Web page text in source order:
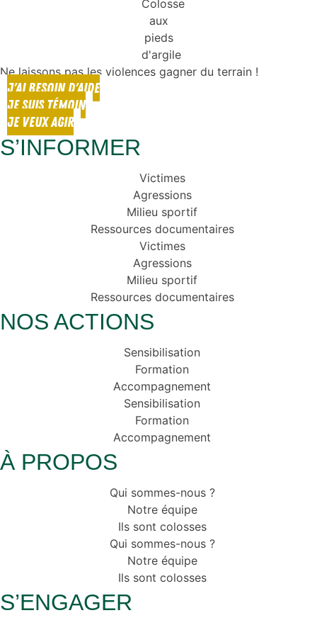
Ne laissons pas les violences gagner du terrain !
J'AI BESOIN D'AIDE
JE SUIS TÉMOIN
JE VEUX AGIR
S’INFORMER
Victimes
Agressions
Milieu sportif
Ressources documentaires
Victimes
Agressions
Milieu sportif
Ressources documentaires
NOS ACTIONS
Sensibilisation
Formation
Accompagnement
Sensibilisation
Formation
Accompagnement
À PROPOS
Qui sommes-nous ?
Notre équipe
Ils sont colosses
Qui sommes-nous ?
Notre équipe
Ils sont colosses
S’ENGAGER